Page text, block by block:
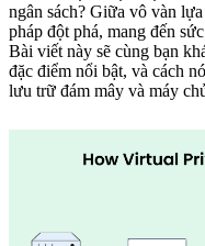
ngân sách? Giữa vô vàn
pháp đột phá, mang đến
Bài viết này sẽ cùng bạn
đặc điểm nổi bật, và cách
lưu trữ đám mây và máy